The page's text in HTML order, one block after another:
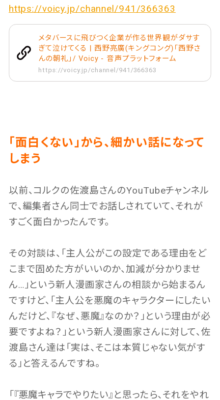
https://voicy.jp/channel/941/366363
メタバースに飛びつく企業が作る世界観がダサす
ぎて泣けてくる | 西野亮廣(キングコング)「西野さ
んの朝礼」/ Voicy - 音声プラットフォーム
https://voicy.jp/channel/941/366363
「面白くない」から、細かい話になって
しまう
以前、コルクの佐渡島さんのYouTubeチャンネル
で、編集者さん同士でお話しされていて、それが
すごく面白かったんです。
その対談は、「主人公がこの設定である理由をど
こまで固めた方がいいのか、加減が分かりませ
ん…」という新人漫画家さんの相談から始まるん
ですけど、「主人公を悪魔のキャラクターにしたい
んだけど、『なぜ、悪魔』なのか？」という理由が必
要ですよね？」という新人漫画家さんに対して、佐
渡島さん達は「実は、そこは本質じゃない気がす
る」と答えるんですね。
「『悪魔キャラでやりたい』と思ったら、それをやれ